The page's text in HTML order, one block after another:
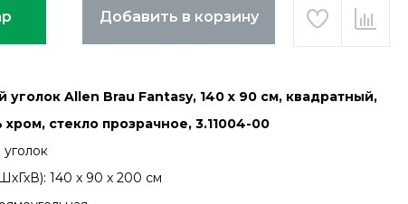
Добавить в корзину
уголок Allen Brau Fantasy, 140 x 90 см, квадратный,
стекло прозрачное, 3.11004-00
140 x 90 x 200 см